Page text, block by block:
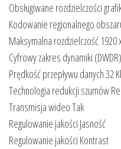
Obsługiwane rozdzielczości
Kodowanie regionalnego
Maksymalna rozdzielczość 1920
Cyfrowy zakres dynamiki
Prędkość przepływu danych 32
Technologia redukcji szumów
Transmisja wideo Tak
Regulowanie jakości Jasność
Regulowanie jakości Kontrast